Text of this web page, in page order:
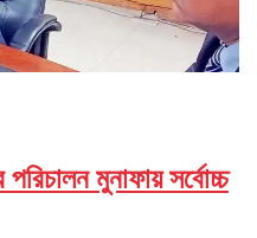
মুনাফায় সর্বোচ্চ